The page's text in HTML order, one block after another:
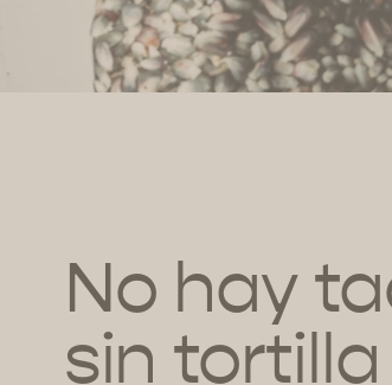
No hay
sin tortilla